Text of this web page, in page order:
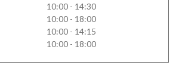
10:00 - 14:30
10:00 - 18:00
10:00 - 14:15
10:00 - 18:00